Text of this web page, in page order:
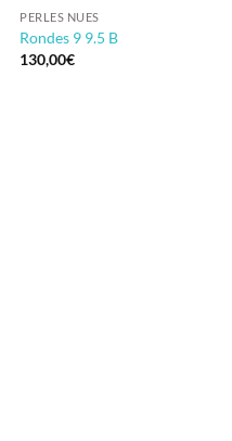
PERLES NUES
Rondes 9 9.5 B
130,00€